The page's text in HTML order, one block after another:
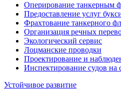
Оперирование танкерным
Предоставление услуг
Фрахтование танкерного
Организация речных
Экологический сервис
Лоцманские проводки
Проектирование и
Инспектирование судов на
Устойчивое развитие